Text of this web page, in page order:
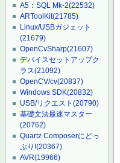
A5：SQL Mk-2(22532)
ARToolKit(21785)
Linux/USBガジェット
(21679)
OpenCvSharp(21607)
デバイスセットアップク
ラス(21092)
OpenCV/cv(20837)
Windows SDK(20832)
USB/リクエスト(20790)
基礎文法最速マスター
(20762)
Quartz Composerにどっ
ぷり!(20367)
AVR(19966)